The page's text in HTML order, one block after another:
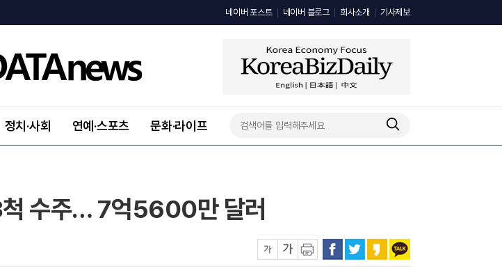
네이버 포스트 네이버 블로그 회사소개 기사제보
정치·사회 연예·스포츠 문화·라이프
척 수주… 7억5600만 달러